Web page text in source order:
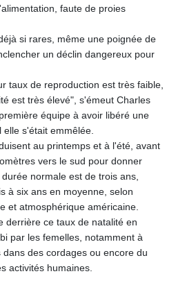
faute de proies
si rares, même une poignée de
un déclin dangereux pour
taux de reproduction est très faible,
est très élevé", s'émeut Charles
équipe à avoir libéré une
elle s'était emmêlée.
au printemps et à l'été, avant
vers le sud pour donner
normale est de trois ans,
à six ans en moyenne, selon
et atmosphérique américaine.
derrière ce taux de natalité en
par les femelles, notamment à
des cordages ou encore du
activités humaines.